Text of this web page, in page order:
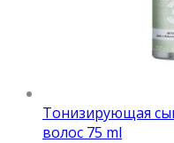
Тонизирующая
волос 75 ml